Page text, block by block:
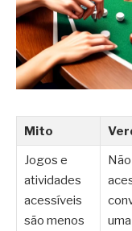
Mito
Jogos e
atividades
acessíveis
são menos